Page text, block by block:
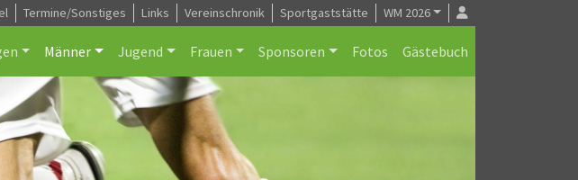
Termine/Sonstiges Links Vereinschronik Sportgaststätte WM 2026
Männer Jugend Frauen Sponsoren Fotos Gästebuch